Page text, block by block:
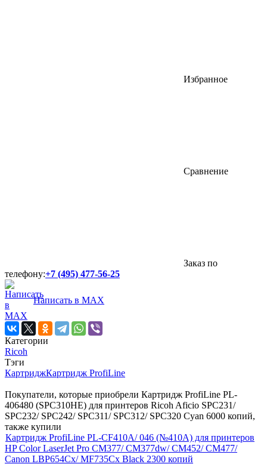
Избранное
Сравнение
Заказ по
телефону:+7 (495) 477-56-25
Написать в MAX
Категории
Ricoh
Тэги
КартриджКартридж ProfiLine
Покупатели, которые приобрели Картридж ProfiLine PL-
406480 (SPC310HE) для принтеров Ricoh Aficio SPC231/
SPC232/ SPC242/ SPC311/ SPC312/ SPC320 Cyan 6000 копий,
также купили
Картридж ProfiLine PL-CF410A/ 046 (№410A) для принтеров
HP Color LaserJet Pro CM377/ CM377dw/ CM452/ CM477/
Canon LBP654Cx/ MF735Cx Black 2300 копий